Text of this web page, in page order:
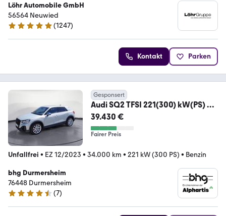
Löhr Automobile GmbH
56564 Neuwied
4.9 Sterne
(1247)
Kontakt Parken
Gesponsert
Audi SQ2 TFSI 221(300) kW(PS) S
tronic
39.430 €
Fairer Preis
Unfallfrei • EZ 12/2023 • 34.000 km • 221 kW (300 PS) • Benzin
bhg Durmersheim
76448 Durmersheim
4.3 Sterne
(7)